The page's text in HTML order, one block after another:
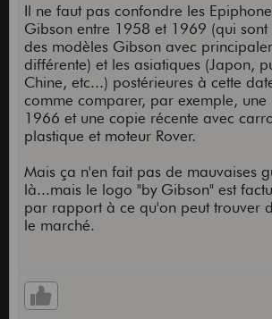
Il ne faut pas confondre les
Gibson entre 1958 et 1969 (qui
des modèles Gibson avec
différente) et les asiatiques (Japon,
Chine, etc...) postérieures à cette
comme comparer, par exemple,
1966 et une copie récente avec
plastique et moteur Rover.
Mais ça n'en fait pas de mauvaises
là...mais le logo "by Gibson" est
par rapport à ce qu'on peut trouver
le marché.